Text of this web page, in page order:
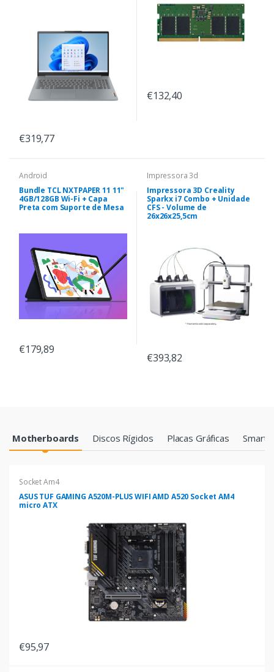
€319,77
€132,40
Android
Bundle TCL NXTPAPER 11 11"
4GB/128GB Wi-Fi + Capa
Preta com Suporte de Mesa
€179,89
Impressora 3d
Impressora 3D Creality
Sparkx i7 Combo + Unidade
CFS - Volume de
26x26x25,5cm
€393,82
Products Grid
Motherboards Discos Rígidos Placas Gráficas
Socket Am4
ASUS TUF GAMING A520M-PLUS WIFI AMD A520 Socket AM4
micro ATX
€95,97